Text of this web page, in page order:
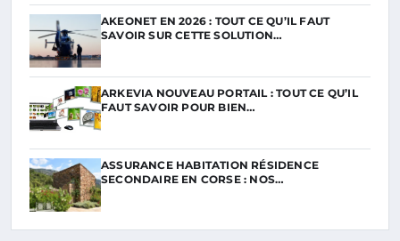
AKEONET EN 2026 : TOUT CE QU’IL FAUT
SAVOIR SUR CETTE SOLUTION…
ARKEVIA NOUVEAU PORTAIL : TOUT CE QU’IL
FAUT SAVOIR POUR BIEN…
ASSURANCE HABITATION RÉSIDENCE
SECONDAIRE EN CORSE : NOS…